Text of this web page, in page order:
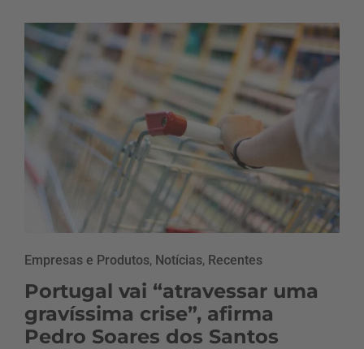
Empresas e Produtos, Notícias, Recentes
Portugal vai “atravessar uma
gravíssima crise”, afirma
Pedro Soares dos Santos